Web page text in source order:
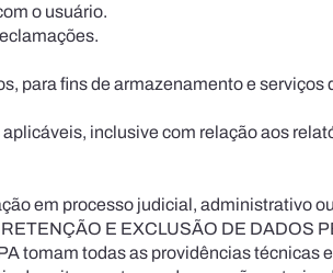
o usuário.
para fins de armazenamento e
inclusive com relação aos
em processo judicial, administrativo
E EXCLUSÃO DE DADOS
tomam todas as providências